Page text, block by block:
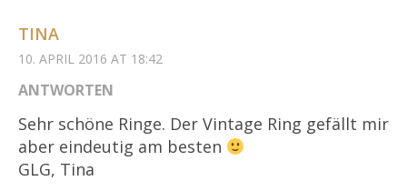
TINA
10. APRIL 2016 AT 18:42
ANTWORTEN
Sehr schöne Ringe. Der Vintage Ring gefällt mir
aber eindeutig am besten
GLG, Tina